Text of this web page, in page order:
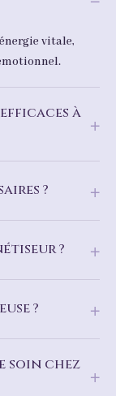
vitale,
à
?
?
?
soin chez